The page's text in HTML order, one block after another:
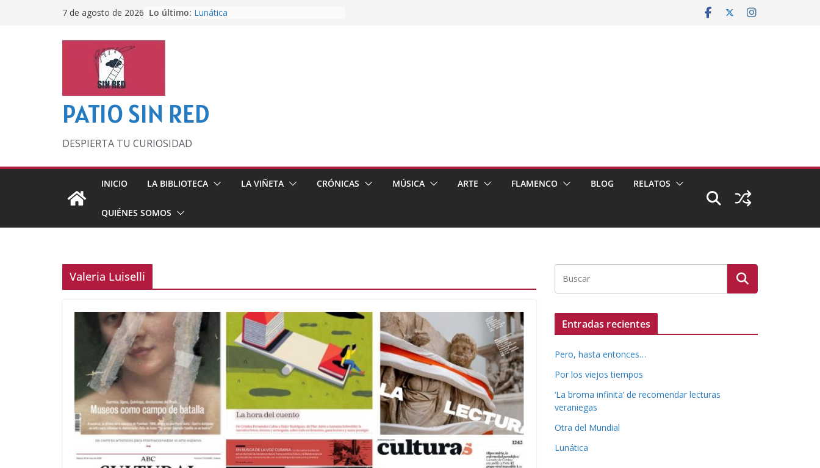
7 de agosto de 2026 Lo último: Lunática
PATIO SIN RED
DESPIERTA TU CURIOSIDAD
INICIO LA BIBLIOTECA LA VIÑETA CRÓNICAS MÚSICA ARTE FLAMENCO BLOG RELATOS
QUIÉNES SOMOS
Valeria Luiselli
Entradas recientes
Pero, hasta entonces…
Por los viejos tiempos
‘La broma infinita’ de recomendar lecturas
veraniegas
Otra del Mundial
Lunática